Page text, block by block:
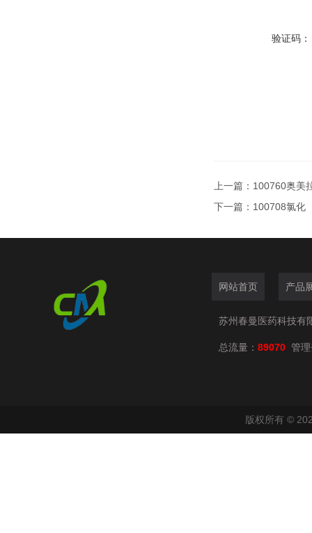
验证码：
上一篇： 100760奥美
下一篇： 100708氯化
网站首页 产品
苏州春曼医药科技有
总流量： 89070 管
版权所有 ©